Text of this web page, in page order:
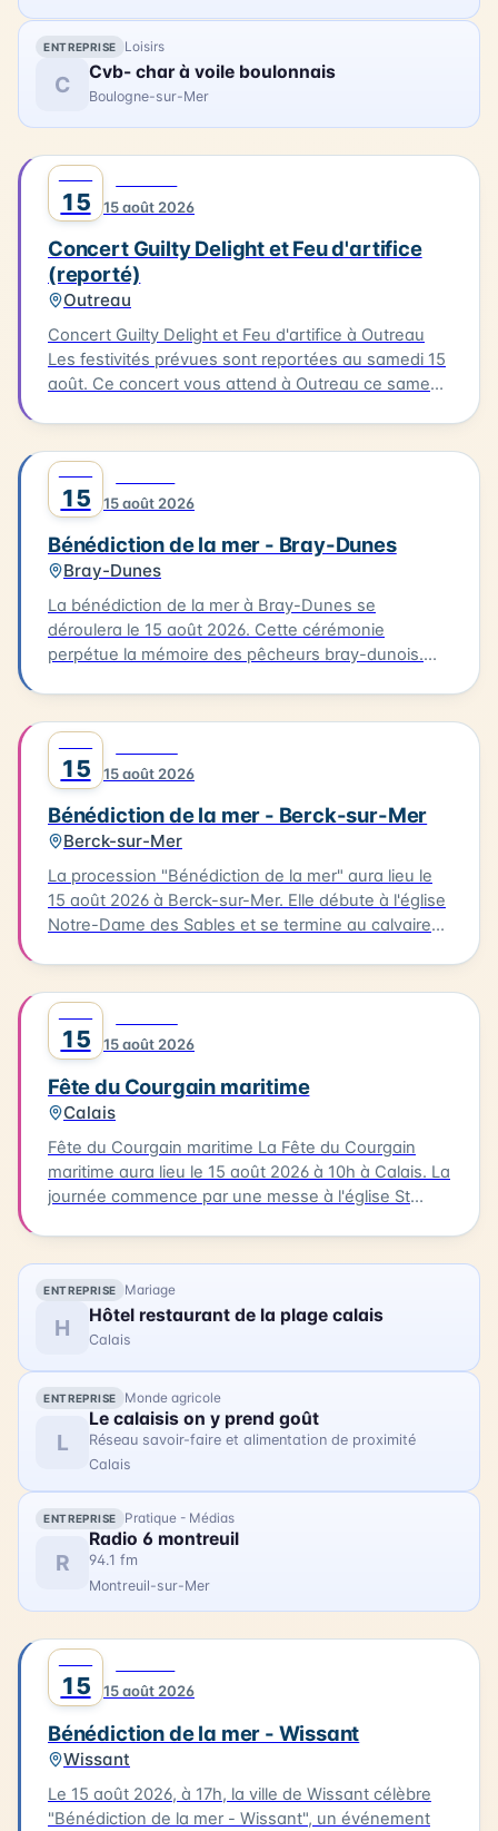
ENTREPRISE Loisirs
C Cvb- char à voile boulonnais
Boulogne-sur-Mer
15 15 août 2026
Concert Guilty Delight et Feu d'artifice
(reporté)
Outreau
Concert Guilty Delight et Feu d'artifice à Outreau
Les festivités prévues sont reportées au samedi 15
août. Ce concert vous attend à Outreau ce samedi
15 15 août 2026
Bénédiction de la mer - Bray-Dunes
Bray-Dunes
La bénédiction de la mer à Bray-Dunes se
déroulera le 15 août 2026. Cette cérémonie
perpétue la mémoire des pêcheurs bray-dunois.
traditionnels jusqu'à la plage. L'homologue est
ensuite rendu aux marins disparus. Cette tradition
est une occasion pour les habitants de se
rassembler et de célébrer leur lien avec la mer.
15 15 août 2026
Bénédiction de la mer - Berck-sur-Mer
Berck-sur-Mer
La procession "Bénédiction de la mer" aura lieu le
15 août 2026 à Berck-sur-Mer. Elle débute à l'église
Notre-Dame des Sables et se termine au calvaire
des bateaux. Vous pourrez également profiter
d'animations, de stands associatifs et d'un feu
d'artifices en soirée. Cette célébration est un
de Berck-sur-Mer.
15 15 août 2026
Fête du Courgain maritime
Calais
Fête du Courgain maritime La Fête du Courgain
maritime aura lieu le 15 août 2026 à 10h à Calais. La
journée commence par une messe à l'église St
pourrez découvrir des animations, des restaurants
proposant des plats à base de produits de la mer,
des joutes nautiques et des concerts. Accédez
librement au quartier du Courgain maritime pour
découvrir ces animations et profiter de la journée.
ENTREPRISE Mariage
H Hôtel restaurant de la plage calais
Calais
ENTREPRISE Monde agricole
L
Le calaisis on y prend goût
Réseau savoir-faire et alimentation de proximité
Calais
ENTREPRISE Pratique - Médias
R
Radio 6 montreuil
94.1 fm
Montreuil-sur-Mer
15 15 août 2026
Bénédiction de la mer - Wissant
Wissant
Le 15 août 2026, à 17h, la ville de Wissant célèbre
"Bénédiction de la mer - Wissant", un événement